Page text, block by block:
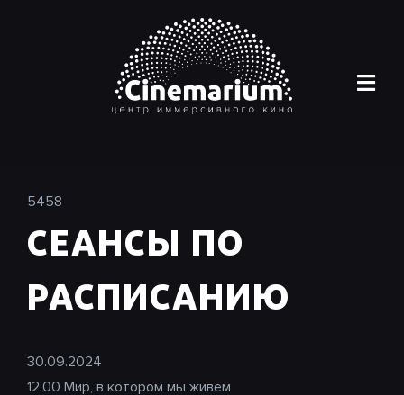
Каталог
О нас
5458
СЕАНСЫ ПО
РАСПИСАНИЮ
30.09.2024
12:00 Мир, в котором мы живём